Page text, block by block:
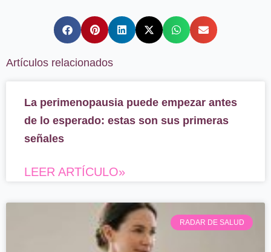
Artículos relacionados
La perimenopausia puede empezar antes
de lo esperado: estas son sus primeras
señales
LEER ARTÍCULO»
RADAR DE SALUD